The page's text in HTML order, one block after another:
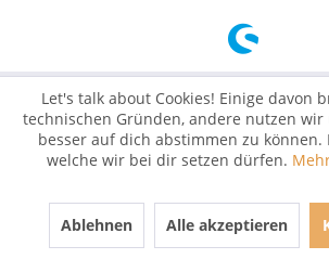
Let's talk about Cookies! Einige davon
technischen Gründen, andere nutzen
besser auf dich abstimmen zu können.
welche wir bei dir setzen dürfen.
Ablehnen Alle akzeptieren